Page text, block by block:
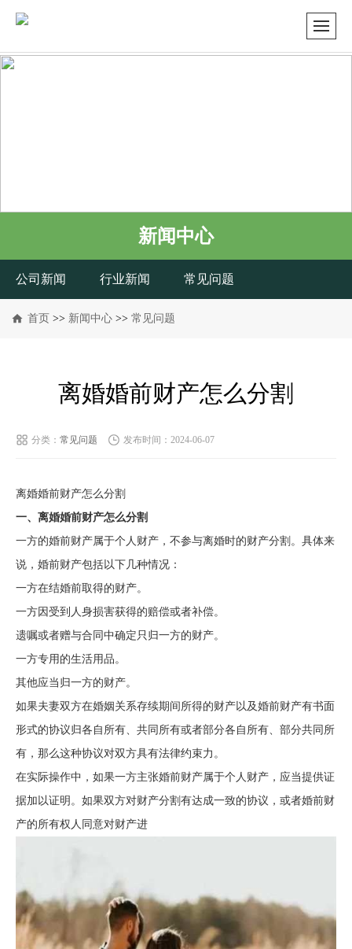
新闻中心
公司新闻 行业新闻 常见问题
首页 >> 新闻中心 >> 常见问题
离婚婚前财产怎么分割
分类： 常见问题 发布时间：2024-06-07
离婚婚前财产怎么分割
一、离婚婚前财产怎么分割
一方的婚前财产属于个人财产，不参与离婚时的财产分割。具体来
说，婚前财产包括以下几种情况：
一方在结婚前取得的财产。
一方因受到人身损害获得的赔偿或者补偿。
遗嘱或者赠与合同中确定只归一方的财产。
一方专用的生活用品。
其他应当归一方的财产。
如果夫妻双方在婚姻关系存续期间所得的财产以及婚前财产有书面
形式的协议归各自所有、共同所有或者部分各自所有、部分共同所
有，那么这种协议对双方具有法律约束力。
在实际操作中，如果一方主张婚前财产属于个人财产，应当提供证
据加以证明。如果双方对财产分割有达成一致的协议，或者婚前财
产的所有权人同意对财产进